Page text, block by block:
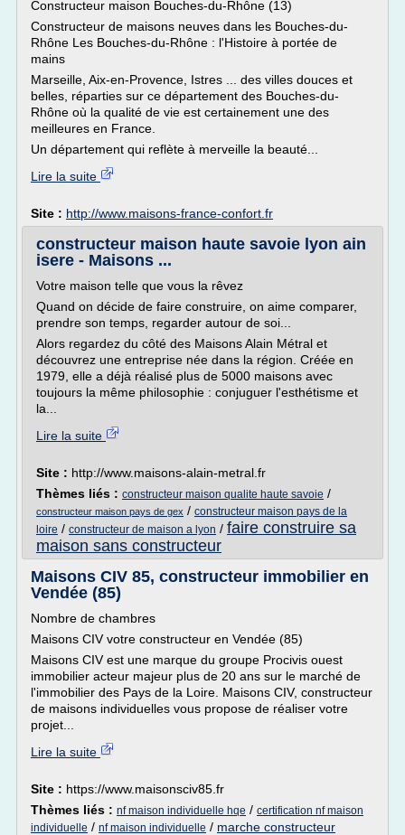
Constructeur maison Bouches-du-Rhône (13)
Constructeur de maisons neuves dans les Bouches-du-
Rhône Les Bouches-du-Rhône : l'Histoire à portée de
mains
Marseille, Aix-en-Provence, Istres ... des villes douces et
belles, réparties sur ce département des Bouches-du-
Rhône où la qualité de vie est certainement une des
meilleures en France.
Un département qui reflète à merveille la beauté...
Lire la suite
Site : http://www.maisons-france-confort.fr
constructeur maison haute savoie lyon ain
isere - Maisons ...
Votre maison telle que vous la rêvez
Quand on décide de faire construire, on aime comparer,
prendre son temps, regarder autour de soi...
Alors regardez du côté des Maisons Alain Métral et
découvrez une entreprise née dans la région. Créée en
1979, elle a déjà réalisé plus de 5000 maisons avec
toujours la même philosophie : conjuguer l'esthétisme et
la...
Lire la suite
Site : http://www.maisons-alain-metral.fr
Thèmes liés : constructeur maison qualite haute savoie /
constructeur maison pays de gex / constructeur maison pays de la
loire / constructeur de maison a lyon / faire construire sa
maison sans constructeur
Maisons CIV 85, constructeur immobilier en
Vendée (85)
Nombre de chambres
Maisons CIV votre constructeur en Vendée (85)
Maisons CIV est une marque du groupe Procivis ouest
immobilier acteur majeur plus de 20 ans sur le marché de
l'immobilier des Pays de la Loire. Maisons CIV, constructeur
de maisons individuelles vous propose de réaliser votre
projet...
Lire la suite
Site : https://www.maisonsciv85.fr
Thèmes liés : nf maison individuelle hqe / certification nf maison
individuelle / nf maison individuelle / marche constructeur